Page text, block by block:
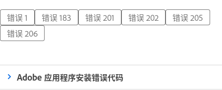
错误 1 错误 183 错误 201 错误 202
错误 205
错误 206
Adobe 应用程序安装错误代码